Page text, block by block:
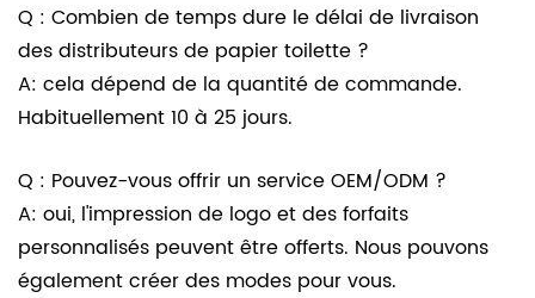
Q : Combien de temps dure le délai de livraison
des distributeurs de papier toilette ?
A: cela dépend de la quantité de commande.
Habituellement 10 à 25 jours.
Q : Pouvez-vous offrir un service OEM/ODM ?
A: oui, l'impression de logo et des forfaits
personnalisés peuvent être offerts. Nous pouvons
également créer des modes pour vous.